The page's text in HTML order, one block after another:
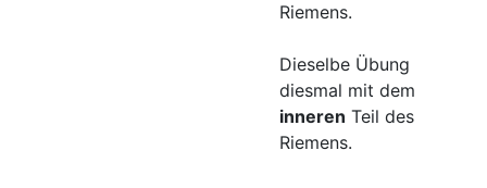
Riemens.
Dieselbe Übung
diesmal mit dem
inneren Teil des
Riemens.